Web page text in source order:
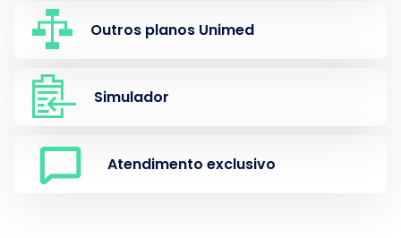
Outros planos Unimed
Simulador
Atendimento exclusivo